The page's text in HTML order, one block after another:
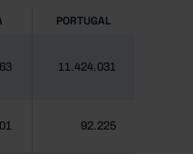
PORTUGAL
11.424.031
92.225